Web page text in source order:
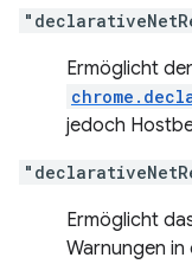
Ermöglicht
jedoch
Ermöglicht
Warnungen